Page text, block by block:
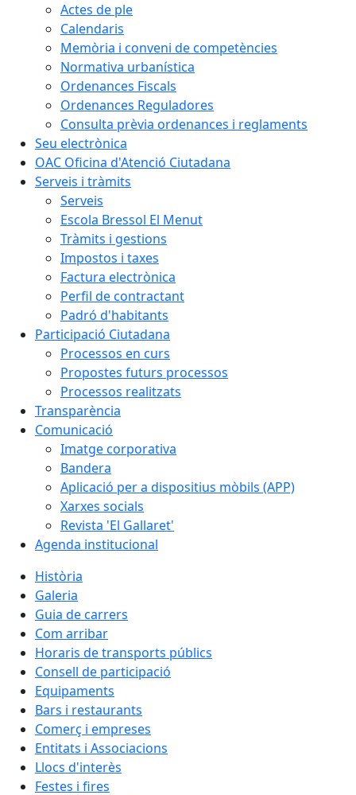
Actes de ple
Calendaris
Memòria i conveni de competències
Normativa urbanística
Ordenances Fiscals
Ordenances Reguladores
Consulta prèvia ordenances i reglaments
Seu electrònica
OAC Oficina d'Atenció Ciutadana
Serveis i tràmits
Serveis
Escola Bressol El Menut
Tràmits i gestions
Impostos i taxes
Factura electrònica
Perfil de contractant
Padró d'habitants
Participació Ciutadana
Processos en curs
Propostes futurs processos
Processos realitzats
Transparència
Comunicació
Imatge corporativa
Bandera
Aplicació per a dispositius mòbils (APP)
Xarxes socials
Revista 'El Gallaret'
Agenda institucional
Història
Galeria
Guia de carrers
Com arribar
Horaris de transports públics
Consell de participació
Equipaments
Bars i restaurants
Comerç i empreses
Entitats i Associacions
Llocs d'interès
Festes i fires